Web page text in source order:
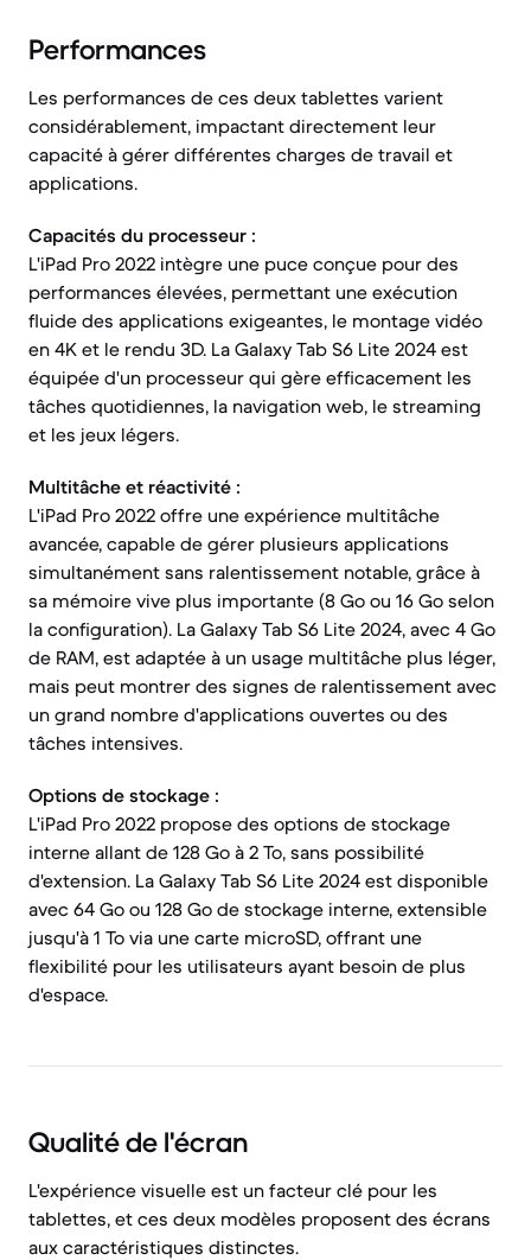
Performances
Les performances de ces deux tablettes varient
considérablement, impactant directement leur
capacité à gérer différentes charges de travail et
applications.
Capacités du processeur :
L'iPad Pro 2022 intègre une puce conçue pour des
performances élevées, permettant une exécution
fluide des applications exigeantes, le montage vidéo
en 4K et le rendu 3D. La Galaxy Tab S6 Lite 2024 est
équipée d'un processeur qui gère efficacement les
tâches quotidiennes, la navigation web, le streaming
et les jeux légers.
Multitâche et réactivité :
L'iPad Pro 2022 offre une expérience multitâche
avancée, capable de gérer plusieurs applications
simultanément sans ralentissement notable, grâce à
sa mémoire vive plus importante (8 Go ou 16 Go selon
la configuration). La Galaxy Tab S6 Lite 2024, avec 4 Go
de RAM, est adaptée à un usage multitâche plus léger,
mais peut montrer des signes de ralentissement avec
un grand nombre d'applications ouvertes ou des
tâches intensives.
Options de stockage :
L'iPad Pro 2022 propose des options de stockage
interne allant de 128 Go à 2 To, sans possibilité
d'extension. La Galaxy Tab S6 Lite 2024 est disponible
avec 64 Go ou 128 Go de stockage interne, extensible
jusqu'à 1 To via une carte microSD, offrant une
flexibilité pour les utilisateurs ayant besoin de plus
d'espace.
Qualité de l'écran
L'expérience visuelle est un facteur clé pour les
tablettes, et ces deux modèles proposent des écrans
aux caractéristiques distinctes.